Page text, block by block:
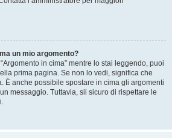
un mio argomento?
in cima” mentre lo stai leggendo, puoi
prima pagina. Se non lo vedi, significa che
È anche possibile spostare in cima gli argomenti
messaggio. Tuttavia, sii sicuro di rispettare le